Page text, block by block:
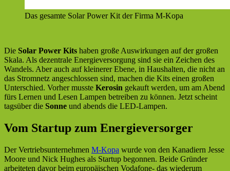
Das gesamte Solar Power Kit der Firma M-Kopa
Die Solar Power Kits haben große Auswirkungen auf der großen
Skala. Als dezentrale Energieversorgung sind sie ein Zeichen des
Wandels. Aber auch auf kleinerer Ebene, in Haushalten, die nicht an
das Stromnetz angeschlossen sind, machen die Kits einen großen
Unterschied. Vorher musste Kerosin gekauft werden, um am Abend
fürs Lernen und Lesen Lampen betreiben zu können. Jetzt scheint
tagsüber die Sonne und abends die LED-Lampen.
Vom Startup zum Energieversorger
Der Vertriebsunternehmen M-Kopa wurde von den Kanadiern Jesse
Moore und Nick Hughes als Startup begonnen. Beide Gründer
arbeiteten davor beim europäischen Vodafone- das wiederum